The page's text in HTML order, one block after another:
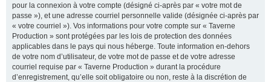
pour la connexion à votre compte (désigné ci-après par « votre mot de
passe »), et une adresse courriel personnelle valide (désignée ci-après par
« votre courriel »). Vos informations pour votre compte sur « Taverne
Production » sont protégées par les lois de protection des données
applicables dans le pays qui nous héberge. Toute information en-dehors
de votre nom d’utilisateur, de votre mot de passe et de votre adresse
courriel requise par « Taverne Production » durant la procédure
d’enregistrement, qu’elle soit obligatoire ou non, reste à la discrétion de